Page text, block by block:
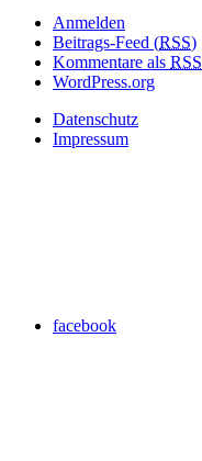
Anmelden
Beitrags-Feed (RSS)
Kommentare als RSS
WordPress.org
Datenschutz
Impressum
facebook